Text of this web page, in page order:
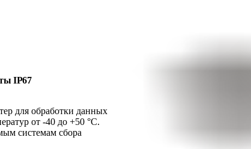
IP67
для обработки данных
от -40 до +50 °C.
системам сбора